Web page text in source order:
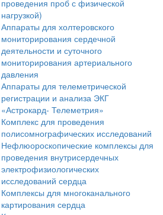
проведения проб с физической
нагрузкой)
Аппараты для холтеровского
мониторирования сердечной
деятельности и суточного
мониторирования артериального
давления
Аппараты для телеметрической
регистрации и анализа ЭКГ
«Астрокард- Телеметрия»
Комплекс для проведения
полисомнографических исследований
Нефлюороскопические комплексы для
проведения внутрисердечных
электрофизиологических
исследований сердца
Комплексы для многоканального
картирования сердца